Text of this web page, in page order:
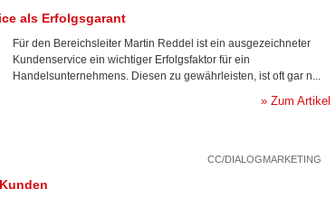
als Erfolgsgarant
Für den Bereichsleiter Martin Reddel ist ein ausgezeichneter
Kundenservice ein wichtiger Erfolgsfaktor für ein
Handelsunternehmens. Diesen zu gewährleisten, ist oft gar n...
» Zum Artikel
CC/DIALOGMARKETING